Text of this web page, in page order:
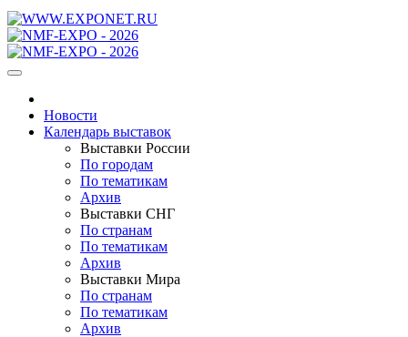
Новости
Календарь выставок
Выставки России
По городам
По тематикам
Архив
Выставки СНГ
По странам
По тематикам
Архив
Выставки Мира
По странам
По тематикам
Архив